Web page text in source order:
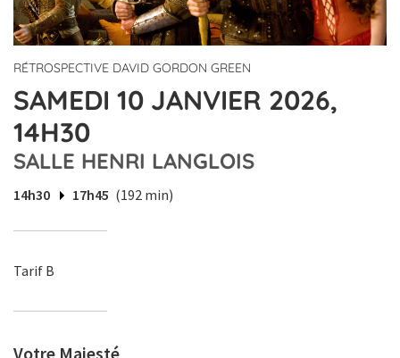
RÉTROSPECTIVE DAVID GORDON GREEN
SAMEDI 10 JANVIER 2026,
14H30
SALLE HENRI LANGLOIS
14h30 17h45 (192 min)
Tarif B
Votre Majesté